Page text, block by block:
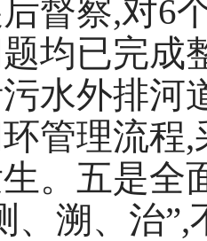
督察,对6
均已完成
水外排河
管理流程
。五是全
、溯、治